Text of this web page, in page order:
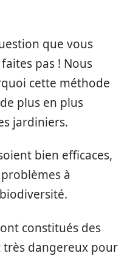
que vous
pas ! Nous
cette méthode
plus en plus
jardiniers.
bien efficaces,
à
constitués des
dangereux pour